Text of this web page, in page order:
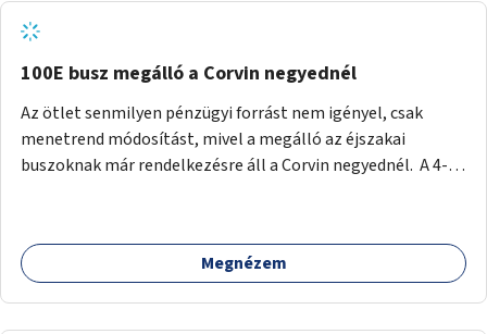
tud állni a megállóba. A környéken a tömegközlekedés
csúcsidőben már most is fullos, a Bosnyák téri beruházások
befejeztével hatványozódni fog az utazási igény.
100E busz megálló a Corvin negyednél
Az ötlet senmilyen pénzügyi forrást nem igényel, csak
menetrend módosítást, mivel a megálló az éjszakai
buszoknak már rendelkezésre áll a Corvin negyednél. A 4-es
ha a 100E reptéri busz a Corvin negyed metrómegállónál is
megállna - főleg éjjel, amikor a metró nem jár, és a 200E
Megnézem